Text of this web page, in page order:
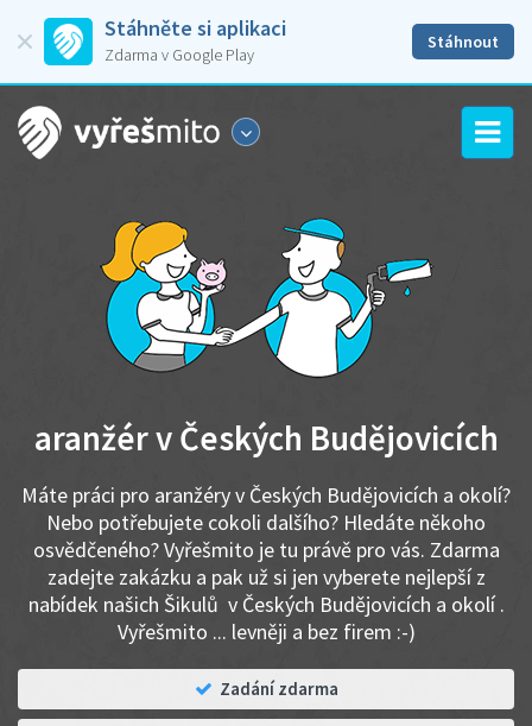
Stáhněte si aplikaci
Zdarma v Google Play
Stáhnout
aranžér v Českých Budějovicích
Máte práci pro aranžéry v Českých Budějovicích a okolí?
Nebo potřebujete cokoli dalšího? Hledáte někoho
osvědčeného? Vyřešmito je tu právě pro vás. Zdarma
zadejte zakázku a pak už si jen vyberete nejlepší z
nabídek našich Šikulů v Českých Budějovicích a okolí .
Vyřešmito ... levněji a bez firem :-)
Zadání zdarma